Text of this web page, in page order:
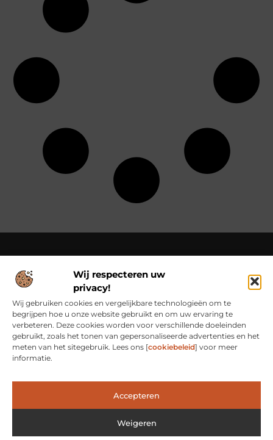
Wij respecteren uw
privacy!
Wij gebruiken cookies en vergelijkbare technologieën om te
begrijpen hoe u onze website gebruikt en om uw ervaring te
verbeteren. Deze cookies worden voor verschillende doeleinden
gebruikt, zoals het tonen van gepersonaliseerde advertenties en het
meten van het sitegebruik. Lees ons [cookiebeleid] voor meer
informatie.
Accepteren
Weigeren
Over Class Actions
Classactions.nl – Van dagelijkse inspiratie tot bijzondere
verhalen.
Verken artikelen en blogs die je informeren,
inspireren en bewust maken van alles wat er speelt in de
wereld.
Bericht categorie